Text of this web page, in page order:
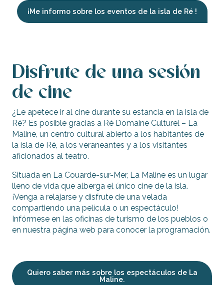
¡Me informo sobre los eventos de la isla de Ré !
Disfrute de una sesión
de cine
¿Le apetece ir al cine durante su estancia en la isla de
Ré? Es posible gracias a Ré Domaine Culturel – La
Maline, un centro cultural abierto a los habitantes de
la isla de Ré, a los veraneantes y a los visitantes
aficionados al teatro.
Situada en La Couarde-sur-Mer, La Maline es un lugar
lleno de vida que alberga el único cine de la isla.
¡Venga a relajarse y disfrute de una velada
compartiendo una película o un espectáculo!
Infórmese en las oficinas de turismo de los pueblos o
en nuestra página web para conocer la programación.
Quiero saber más sobre los espectáculos de La
Maline.